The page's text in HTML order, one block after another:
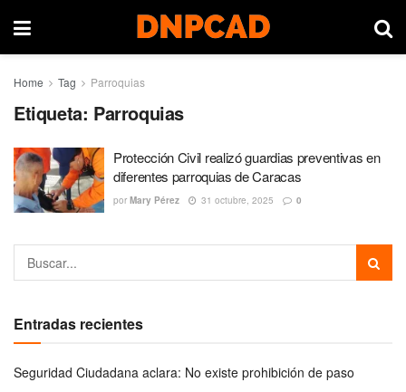
Home Tag Parroquias
Etiqueta: Parroquias
Protección Civil realizó guardias preventivas en
diferentes parroquias de Caracas
por Mary Pérez 31 octubre, 2025 0
Entradas recientes
Seguridad Ciudadana aclara: No existe prohibición de paso